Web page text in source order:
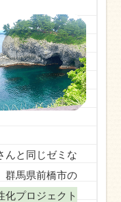
んと同じゼミな
群馬県前橋市の
化プロジェクト